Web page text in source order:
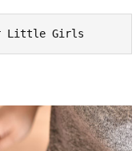
Little Girls